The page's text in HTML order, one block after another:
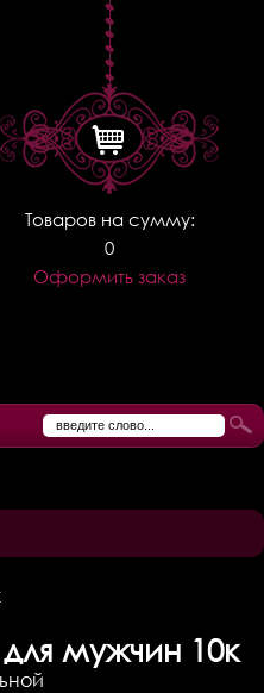
Товаров на сумму:
0
Оформить заказ
мужчин 10к